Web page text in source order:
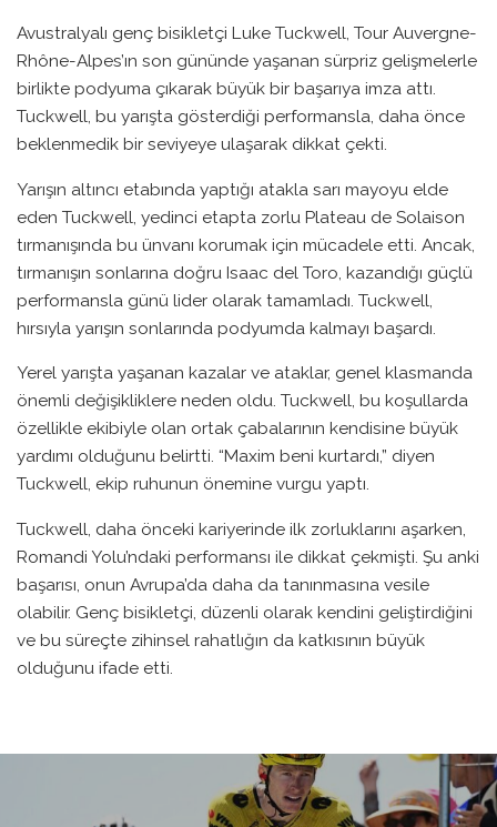
Avustralyalı genç bisikletçi Luke Tuckwell, Tour Auvergne-
Rhône-Alpes’ın son gününde yaşanan sürpriz gelişmelerle
birlikte podyuma çıkarak büyük bir başarıya imza attı.
Tuckwell, bu yarışta gösterdiği performansla, daha önce
beklenmedik bir seviyeye ulaşarak dikkat çekti.
Yarışın altıncı etabında yaptığı atakla sarı mayoyu elde
eden Tuckwell, yedinci etapta zorlu Plateau de Solaison
tırmanışında bu ünvanı korumak için mücadele etti. Ancak,
tırmanışın sonlarına doğru Isaac del Toro, kazandığı güçlü
performansla günü lider olarak tamamladı. Tuckwell,
hırsıyla yarışın sonlarında podyumda kalmayı başardı.
Yerel yarışta yaşanan kazalar ve ataklar, genel klasmanda
önemli değişikliklere neden oldu. Tuckwell, bu koşullarda
özellikle ekibiyle olan ortak çabalarının kendisine büyük
yardımı olduğunu belirtti. “Maxim beni kurtardı,” diyen
Tuckwell, ekip ruhunun önemine vurgu yaptı.
Tuckwell, daha önceki kariyerinde ilk zorluklarını aşarken,
Romandi Yolu’ndaki performansı ile dikkat çekmişti. Şu anki
başarısı, onun Avrupa’da daha da tanınmasına vesile
olabilir. Genç bisikletçi, düzenli olarak kendini geliştirdiğini
ve bu süreçte zihinsel rahatlığın da katkısının büyük
olduğunu ifade etti.